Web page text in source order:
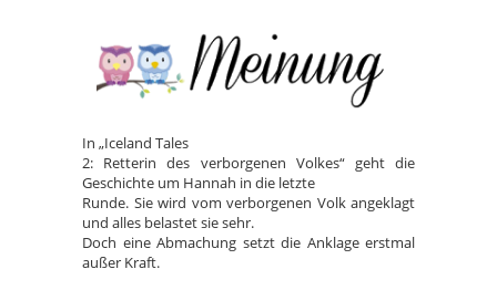
In „Iceland Tales
2: Retterin des verborgenen Volkes“ geht die
Geschichte um Hannah in die letzte
Runde. Sie wird vom verborgenen Volk angeklagt
und alles belastet sie sehr.
Doch eine Abmachung setzt die Anklage erstmal
außer Kraft.